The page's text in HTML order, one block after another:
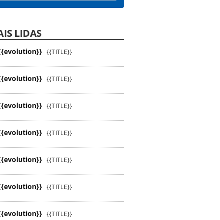
LIDAS
{{TITLE}}
{{TITLE}}
{{TITLE}}
{{TITLE}}
{{TITLE}}
{{TITLE}}
{{TITLE}}